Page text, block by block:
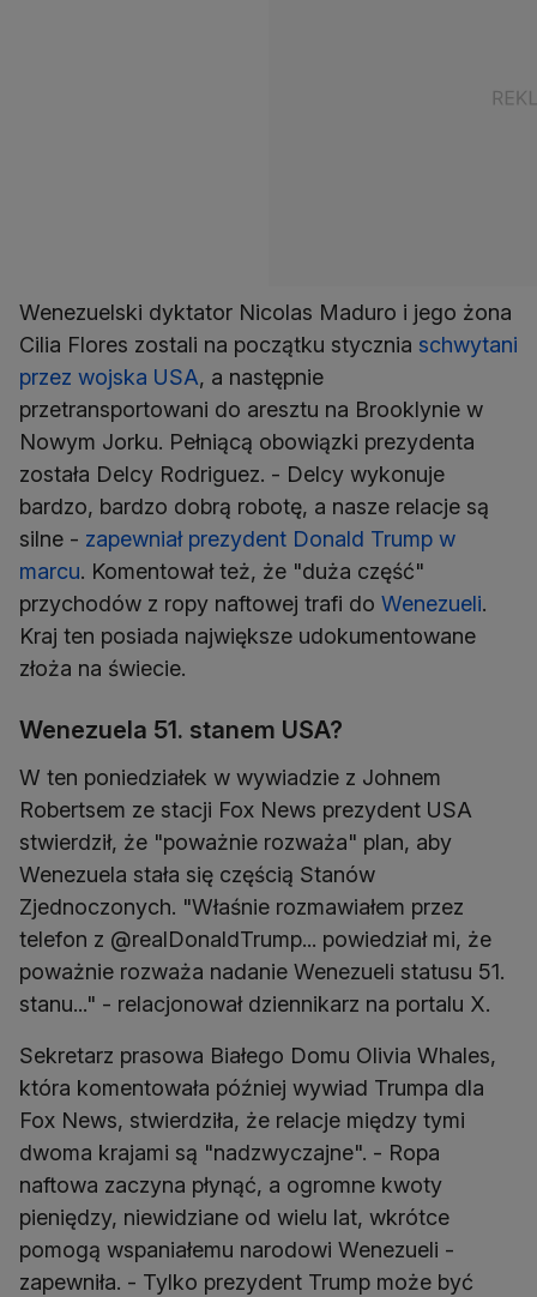
Wenezuelski dyktator Nicolas Maduro i jego żona
Cilia Flores zostali na początku stycznia schwytani
przez wojska USA, a następnie
przetransportowani do aresztu na Brooklynie w
Nowym Jorku. Pełniącą obowiązki prezydenta
została Delcy Rodriguez. - Delcy wykonuje
bardzo, bardzo dobrą robotę, a nasze relacje są
silne - zapewniał prezydent Donald Trump w
marcu. Komentował też, że "duża część"
przychodów z ropy naftowej trafi do Wenezueli.
Kraj ten posiada największe udokumentowane
złoża na świecie.
Wenezuela 51. stanem USA?
W ten poniedziałek w wywiadzie z Johnem
Robertsem ze stacji Fox News prezydent USA
stwierdził, że "poważnie rozważa" plan, aby
Wenezuela stała się częścią Stanów
Zjednoczonych. "Właśnie rozmawiałem przez
telefon z @realDonaldTrump... powiedział mi, że
poważnie rozważa nadanie Wenezueli statusu 51.
stanu..." - relacjonował dziennikarz na portalu X.
Sekretarz prasowa Białego Domu Olivia Whales,
która komentowała później wywiad Trumpa dla
Fox News, stwierdziła, że relacje między tymi
dwoma krajami są "nadzwyczajne". - Ropa
naftowa zaczyna płynąć, a ogromne kwoty
pieniędzy, niewidziane od wielu lat, wkrótce
pomogą wspaniałemu narodowi Wenezueli -
zapewniła. - Tylko prezydent Trump może być